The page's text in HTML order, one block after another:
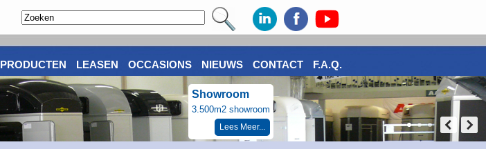
Showroom
3.500m2 showroom
Lees Meer...
PRODUCTEN LEASEN OCCASIONS NIEUWS CONTACT F.A.Q.